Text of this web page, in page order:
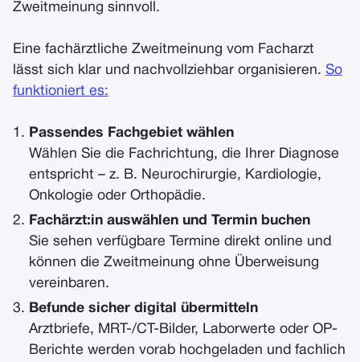
Zweitmeinung sinnvoll.
Eine fachärztliche Zweitmeinung vom Facharzt
lässt sich klar und nachvollziehbar organisieren. So
funktioniert es:
Passendes Fachgebiet wählen
Wählen Sie die Fachrichtung, die Ihrer Diagnose
entspricht – z. B. Neurochirurgie, Kardiologie,
Onkologie oder Orthopädie.
Fachärzt:in auswählen und Termin buchen
Sie sehen verfügbare Termine direkt online und
können die Zweitmeinung ohne Überweisung
vereinbaren.
Befunde sicher digital übermitteln
Arztbriefe, MRT-/CT-Bilder, Laborwerte oder OP-
Berichte werden vorab hochgeladen und fachlich